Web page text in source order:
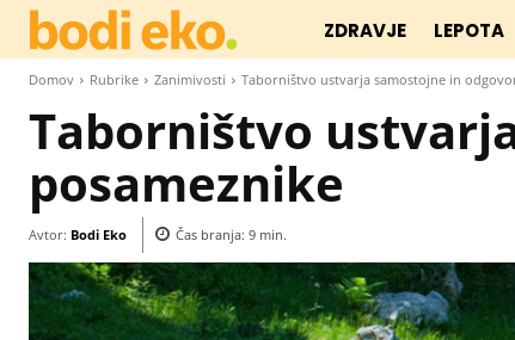
ZDRAVJE LEPOTA
Domov Rubrike Zanimivosti Taborništvo ustvarja samostojne in
Taborništvo
posameznike
Avtor: Bodi Eko Čas branja: 9 min.